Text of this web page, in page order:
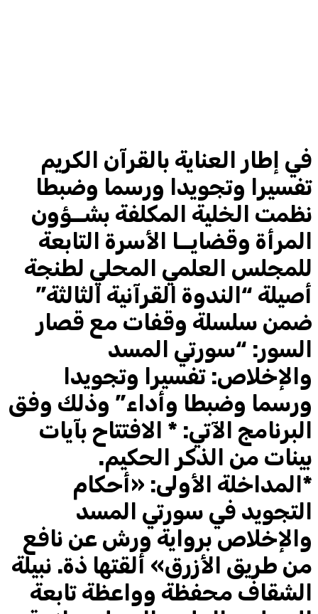
في إطار العناية بالقرآن الكريم
تفسيرا وتجويدا ورسما وضبطا
نظمت الخلية المكلفة بشــؤون
المرأة وقضايــا الأسرة التابعة
للمجلس العلمي المحلي لطنجة
أصيلة “الندوة القرآنية الثالثة”
ضمن سلسلة وقفات مع قصار
السور: “سورتي المسد
والإخلاص: تفسيرا وتجويدا
ورسما وضبطا وأداء” وذلك وفق
البرنامج الآتي: * الافتتاح بآيات
بينات من الذكر الحكيم.
*المداخلة الأولى: «أحكام
التجويد في سورتي المسد
والإخلاص برواية ورش عن نافع
من طريق الأزرق» ألقتها ذة. نبيلة
الشقاف محفظة وواعظة تابعة